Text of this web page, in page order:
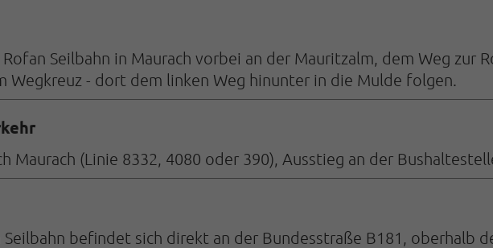
Seilbahn in Maurach vorbei an der Mauritzalm, dem Weg
Wegkreuz - dort dem linken Weg hinunter in die Mulde folgen.
Maurach (Linie 8332, 4080 oder 390), Ausstieg an der
befindet sich direkt an der Bundesstraße B181, oberhalb